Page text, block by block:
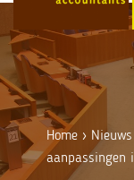
Home › Nieuws
aanpassingen